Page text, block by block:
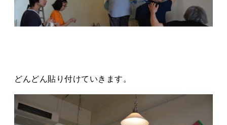
どんどん貼り付けていきます。